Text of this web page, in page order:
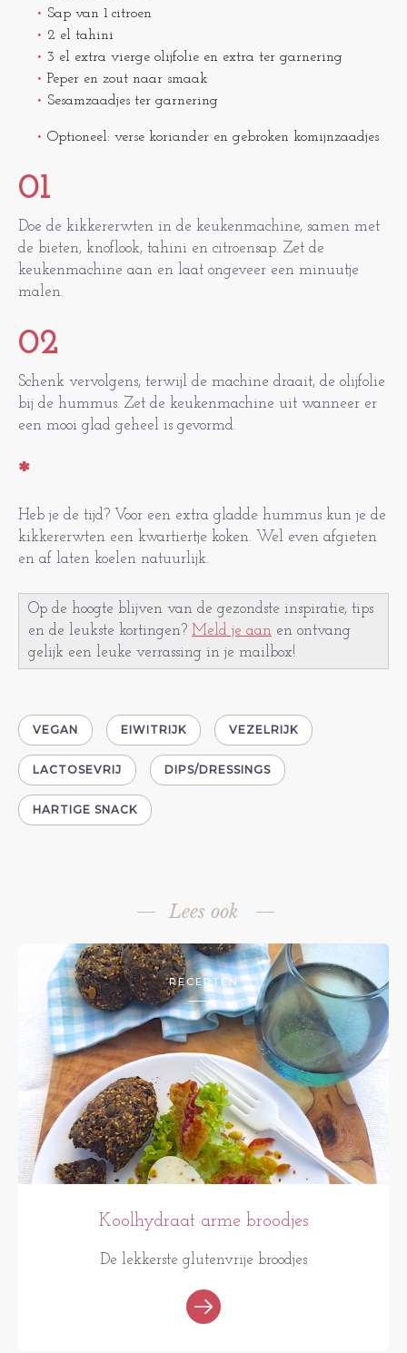
Sap van 1 citroen
2 el tahini
3 el extra vierge olijfolie en extra ter garnering
Peper en zout naar smaak
Sesamzaadjes ter garnering
Optioneel: verse koriander en gebroken komijnzaadjes
01
Doe de kikkererwten in de keukenmachine, samen met
de bieten, knoflook, tahini en citroensap. Zet de
keukenmachine aan en laat ongeveer een minuutje
malen.
02
Schenk vervolgens, terwijl de machine draait, de olijfolie
bij de hummus. Zet de keukenmachine uit wanneer er
een mooi glad geheel is gevormd.
*
Heb je de tijd? Voor een extra gladde hummus kun je de
kikkererwten een kwartiertje koken. Wel even afgieten
en af laten koelen natuurlijk.
Op de hoogte blijven van de gezondste inspiratie, tips
en de leukste kortingen? Meld je aan en ontvang
gelijk een leuke verrassing in je mailbox!
VEGAN EIWITRIJK VEZELRIJK
LACTOSEVRIJ DIPS/DRESSINGS
HARTIGE SNACK
Lees ook
RECEPTEN
Koolhydraat arme broodjes
De lekkerste glutenvrije broodjes